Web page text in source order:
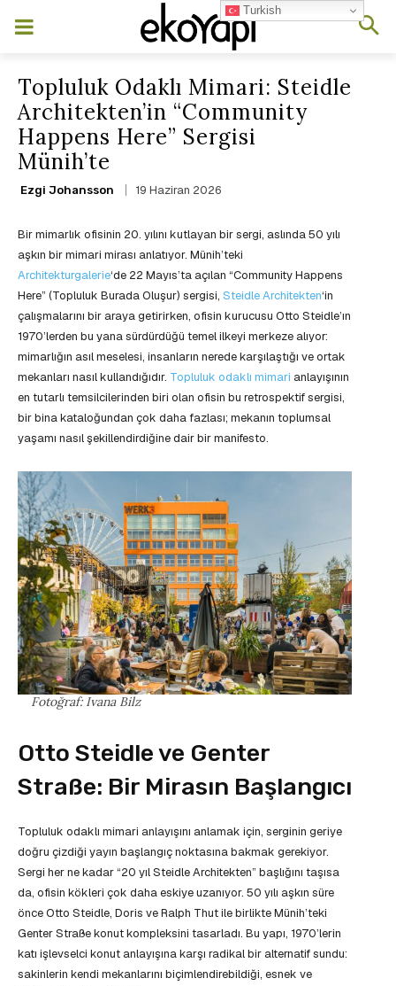
Topluluk Odaklı Mimari: Steidle
Architekten’in “Community
Happens Here” Sergisi
Münih’te
Ezgi Johansson 19 Haziran 2026
Bir mimarlık ofisinin 20. yılını kutlayan bir sergi, aslında 50 yılı
aşkın bir mimari mirası anlatıyor. Münih’teki
Architekturgalerie‘de 22 Mayıs’ta açılan “Community Happens
Here” (Topluluk Burada Oluşur) sergisi, Steidle Architekten‘in
çalışmalarını bir araya getirirken, ofisin kurucusu Otto Steidle’ın
1970’lerden bu yana sürdürdüğü temel ilkeyi merkeze alıyor:
mimarlığın asıl meselesi, insanların nerede karşılaştığı ve ortak
mekanları nasıl kullandığıdır. Topluluk odaklı mimari anlayışının
en tutarlı temsilcilerinden biri olan ofisin bu retrospektif sergisi,
bir bina kataloğundan çok daha fazlası; mekanın toplumsal
yaşamı nasıl şekillendirdiğine dair bir manifesto.
Fotoğraf: Ivana Bilz
Otto Steidle ve Genter
Straße: Bir Mirasın Başlangıcı
Topluluk odaklı mimari anlayışını anlamak için, serginin geriye
doğru çizdiği yayın başlangıç noktasına bakmak gerekiyor.
Sergi her ne kadar “20 yıl Steidle Architekten” başlığını taşısa
da, ofisin kökleri çok daha eskiye uzanıyor. 50 yılı aşkın süre
önce Otto Steidle, Doris ve Ralph Thut ile birlikte Münih’teki
Genter Straße konut kompleksini tasarladı. Bu yapı, 1970’lerin
katı işlevselci konut anlayışına karşı radikal bir alternatif sundu:
sakinlerin kendi mekanlarını biçimlendirebildiği, esnek ve
Turkish